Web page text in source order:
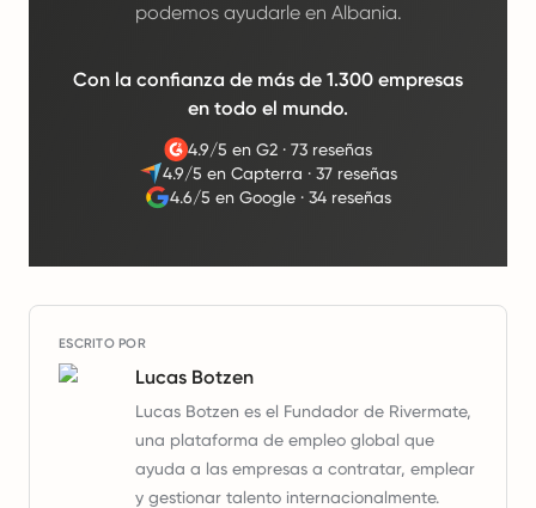
podemos ayudarle en Albania.
Con la confianza de más de 1.300 empresas
en todo el mundo.
4.9/5 en G2 ·73 reseñas
4.9/5 en Capterra ·37 reseñas
4.6/5 en Google· 34 reseñas
ESCRITO POR
Lucas Botzen
Lucas Botzen es el Fundador de Rivermate,
una plataforma de empleo global que
ayuda a las empresas a contratar, emplear
y gestionar talento internacionalmente.